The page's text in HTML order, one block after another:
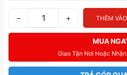
− + THÊM
MUA
Giao Tận Nơi Hoặc